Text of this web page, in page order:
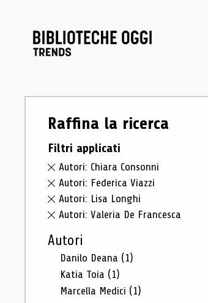
Raffina la ricerca
Filtri applicati
Autori: Chiara Consonni
Autori: Federica Viazzi
Autori: Lisa Longhi
Autori: Valeria De Francesca
Autori
Danilo Deana (1)
Katia Toia (1)
Marcella Medici (1)